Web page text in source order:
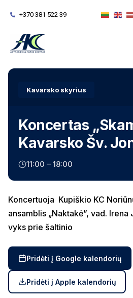
+370 381 522 39
Kavarsko skyrius
Koncertas
Kavarsko Šv.
11:00 – 18:00
Koncertuoja Kupiškio KC
ansamblis „Naktakė”, vad.
vyks prie šaltinio
Pridėti į Google kalendorių
Pridėti į Apple kalendorių